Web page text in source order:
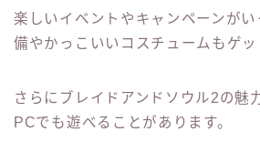
楽しいイベントやキャンペーンが
備やかっこいいコスチュームもゲッ
さらにブレイドアンドソウル2の魅
PCでも遊べることがあります。